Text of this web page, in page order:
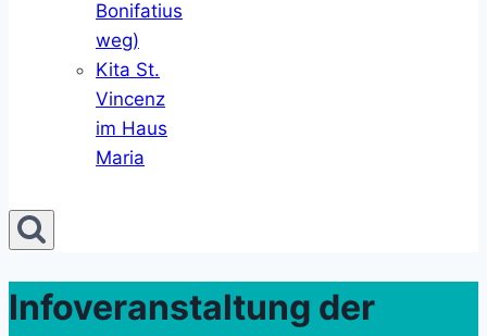
Bonifatius
weg)
Kita St.
Vincenz
im Haus
Maria
Infoveranstaltung der